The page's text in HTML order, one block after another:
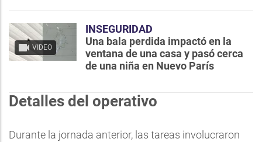
VIDEO
INSEGURIDAD
Una bala perdida impactó en la
ventana de una casa y pasó cerca
de una niña en Nuevo París
Detalles del operativo
Durante la jornada anterior, las tareas involucraron